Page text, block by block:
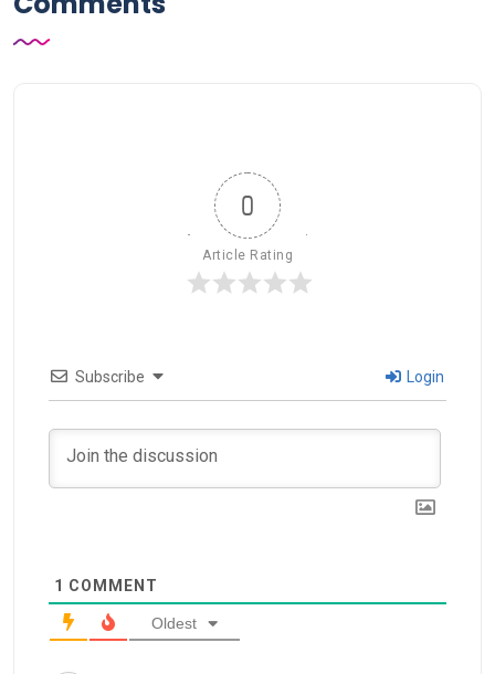
0
Article Rating
Subscribe Login
1 COMMENT
Oldest